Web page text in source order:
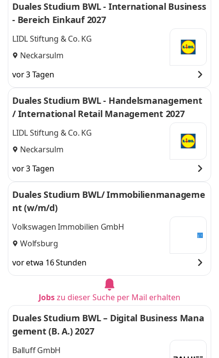
Duales Studium BWL - International Business
- Bereich Einkauf 2027
LIDL Stiftung & Co. KG
Neckarsulm
vor 3 Tagen
Duales Studium BWL - Handelsmanagement
/ International Retail Management 2027
LIDL Stiftung & Co. KG
Neckarsulm
vor 3 Tagen
Duales Studium BWL/ Immobilienmanageme
nt (w/m/d)
Volkswagen Immobilien GmbH
Wolfsburg
vor etwa 16 Stunden
Jobszu dieser Suche per Mail erhalten
Duales Studium BWL – Digital Business Mana
gement (B. A.) 2027
Balluff GmbH